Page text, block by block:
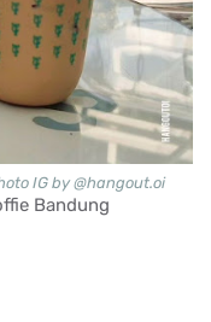
IG by @hangout.oi
Bandung